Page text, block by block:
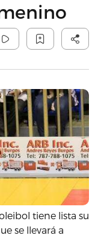
tiene lista su
se llevará a